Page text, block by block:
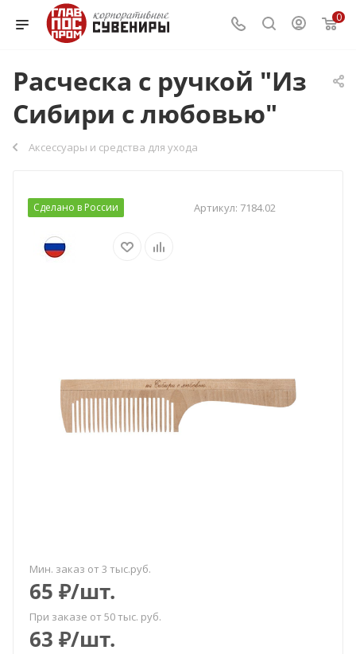
0
Расческа с ручкой "Из
Сибири с любовью"
Аксессуары и средства для ухода
Сделано в России Артикул: 7184.02
Мин. заказ от 3 тыс.руб.
65 ₽/шт.
При заказе от 50 тыс. руб.
63 ₽/шт.